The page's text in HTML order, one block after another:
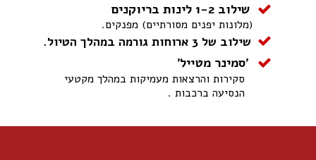
שילוב 1-2 לינות בריוקנים
(מלונות יפנים מסורתיים) מפנקים.
שילוב של 3 ארוחות גורמה במהלך הטיול.
'סמינר מטייל'
סקירות והרצאות מעמיקות במהלך מקטעי
הנסיעה ברכבות .